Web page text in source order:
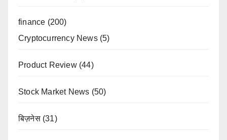
finance (200)
Cryptocurrency News(5)
Product Review(44)
Stock Market News (50)
बिज़नेस(31)